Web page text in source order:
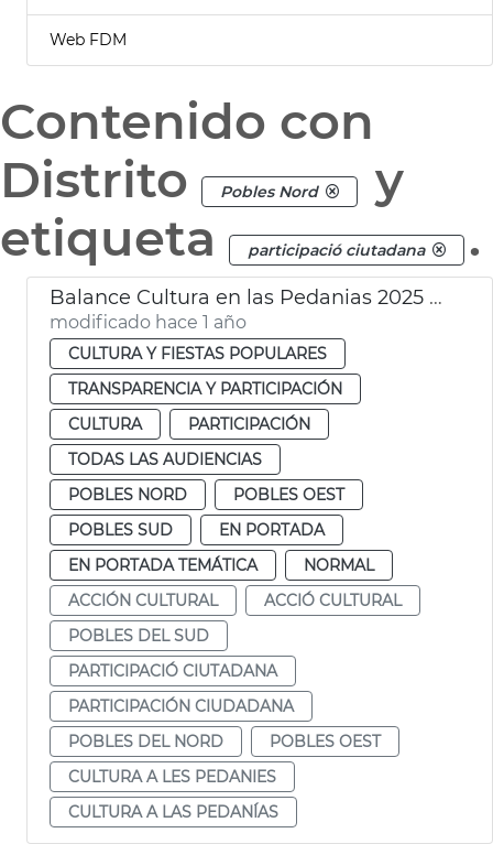
Web FDM
Contenido con
Distrito
Pobles Nord
y
etiqueta
participació ciutadana .
Balance Cultura en las Pedanias 2025 Ayuntamiento València
modificado hace 1 año
CULTURA Y FIESTAS POPULARES
TRANSPARENCIA Y PARTICIPACIÓN
CULTURA
PARTICIPACIÓN
TODAS LAS AUDIENCIAS
POBLES NORD
POBLES OEST
POBLES SUD
EN PORTADA
EN PORTADA TEMÁTICA
NORMAL
ACCIÓN CULTURAL
ACCIÓ CULTURAL
POBLES DEL SUD
PARTICIPACIÓ CIUTADANA
PARTICIPACIÓN CIUDADANA
POBLES DEL NORD
POBLES OEST
CULTURA A LES PEDANIES
CULTURA A LAS PEDANÍAS